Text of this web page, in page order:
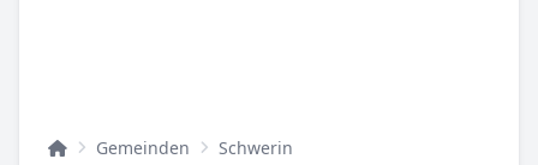
Gemeinden Schwerin